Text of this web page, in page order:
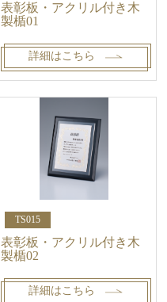
表彰板・アクリル付き木
製楯01
詳細はこちら
TS015
表彰板・アクリル付き木
製楯02
詳細はこちら